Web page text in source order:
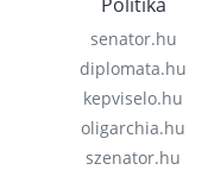
senator.hu
diplomata.hu
kepviselo.hu
oligarchia.hu
szenator.hu